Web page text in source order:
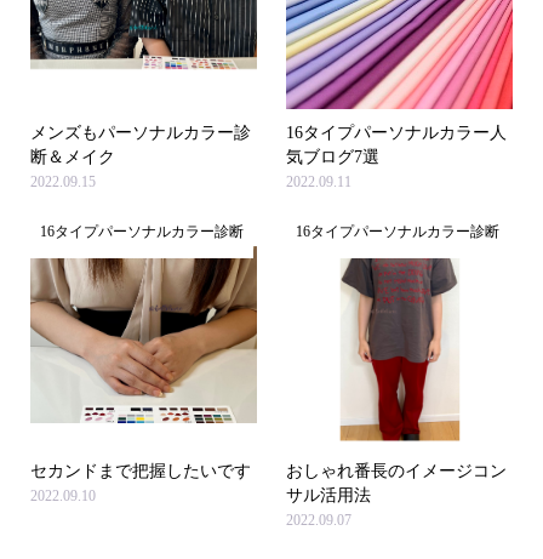
メンズもパーソナルカラー診
断＆メイク
2022.09.15
16タイプパーソナルカラー人
気ブログ7選
2022.09.11
16タイプパーソナルカラー診断
セカンドまで把握したいです
2022.09.10
16タイプパーソナルカラー診断
おしゃれ番長のイメージコン
サル活用法
2022.09.07